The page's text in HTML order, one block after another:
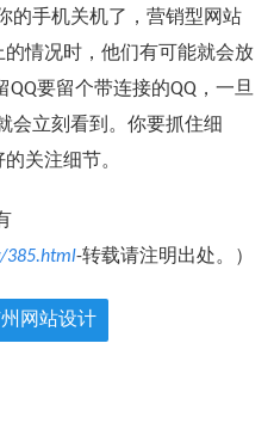
的手机关机了，营销型网站
情况时，他们有可能就会放
要留个带连接的QQ，一旦
会立刻看到。你要抓住细
关注细节。
385.html-转载请注明出处。）
网站设计